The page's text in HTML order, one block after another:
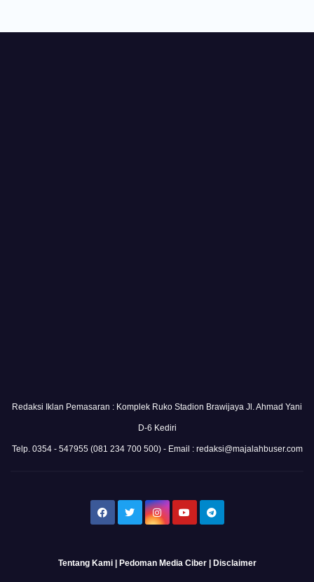
Redaksi Iklan Pemasaran : Komplek Ruko Stadion Brawijaya Jl. Ahmad Yani
D-6 Kediri
Telp. 0354 - 547955 (081 234 700 500) - Email : redaksi@majalahbuser.com
Tentang Kami| Pedoman Media Ciber| Disclaimer